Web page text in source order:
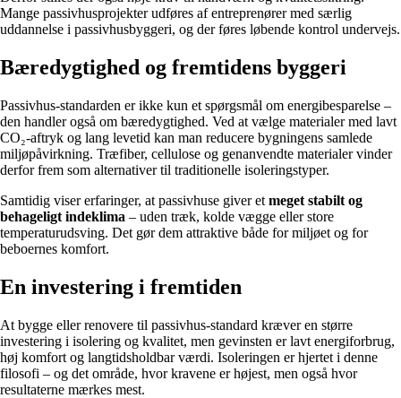
Mange passivhusprojekter udføres af entreprenører med særlig
uddannelse i passivhusbyggeri, og der føres løbende kontrol undervejs.
Bæredygtighed og fremtidens byggeri
Passivhus-standarden er ikke kun et spørgsmål om energibesparelse –
den handler også om bæredygtighed. Ved at vælge materialer med lavt
CO₂-aftryk og lang levetid kan man reducere bygningens samlede
miljøpåvirkning. Træfiber, cellulose og genanvendte materialer vinder
derfor frem som alternativer til traditionelle isoleringstyper.
Samtidig viser erfaringer, at passivhuse giver et meget stabilt og
behageligt indeklima – uden træk, kolde vægge eller store
temperaturudsving. Det gør dem attraktive både for miljøet og for
beboernes komfort.
En investering i fremtiden
At bygge eller renovere til passivhus-standard kræver en større
investering i isolering og kvalitet, men gevinsten er lavt energiforbrug,
høj komfort og langtidsholdbar værdi. Isoleringen er hjertet i denne
filosofi – og det område, hvor kravene er højest, men også hvor
resultaterne mærkes mest.